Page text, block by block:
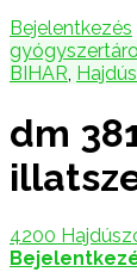
Bejelentkezés
BIHAR,
dm
4200